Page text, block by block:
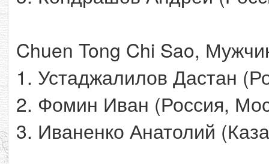
Chuen Tong Chi Sao,
1. Устаджалилов Дастан
2. Фомин Иван (Россия,
3. Иваненко Анатолий